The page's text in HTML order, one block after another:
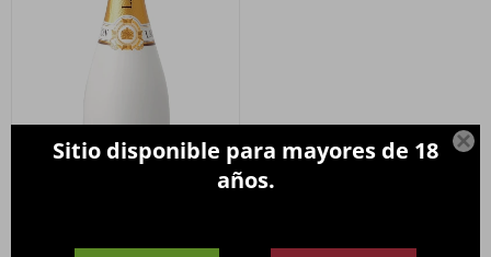

Sitio disponible para mayores de 18
años.